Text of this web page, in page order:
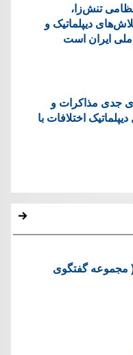
تنش‌زا،
دیپلماتیک و
ملی ایران است
جدی مذاکرات و
اختلافات با
مجموعه گفتگوی